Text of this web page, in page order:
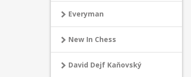
Everyman
New In Chess
David Dejf Kaňovský